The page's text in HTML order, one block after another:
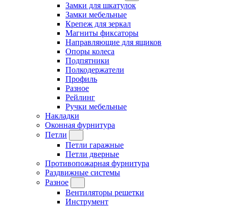
Замки для шкатулок
Замки мебельные
Крепеж для зеркал
Магниты фиксаторы
Направляющие для ящиков
Опоры колеса
Подпятники
Полкодержатели
Профиль
Разное
Рейлинг
Ручки мебельные
Накладки
Оконная фурнитура
Петли
Петли гаражные
Петли дверные
Противопожарная фурнитура
Раздвижные системы
Разное
Вентиляторы решетки
Инструмент